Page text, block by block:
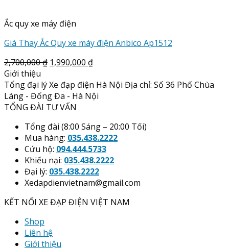
Ắc quy xe máy điện
Giá Thay Ắc Quy xe máy điện Anbico Ap1512
2,700,000₫ 1,990,000 ₫
Giới thiệu
Tổng đại lý Xe đạp điện Hà Nội Địa chỉ: Số 36 Phố Chùa
Láng - Đống Đa - Hà Nội
TỔNG ĐÀI TƯ VẤN
Tổng đài (8:00 Sáng – 20:00 Tối)
Mua hàng: 035.438.2222
Cứu hộ: 094.444.5733
Khiếu nại: 035.438.2222
Đại lý: 035.438.2222
Xedapdienvietnam@gmail.com
KẾT NỐI XE ĐẠP ĐIỆN VIỆT NAM
Shop
Liên hệ
Giới thiệu